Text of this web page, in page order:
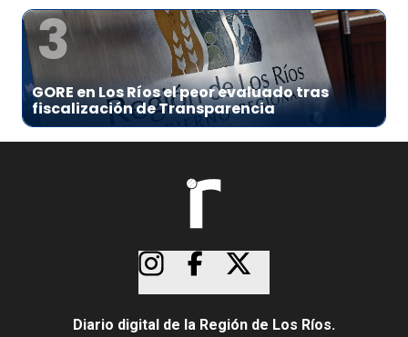
3
GORE en Los Ríos el peor evaluado tras
fiscalización de Transparencia
Diario digital de la Región de Los Ríos.